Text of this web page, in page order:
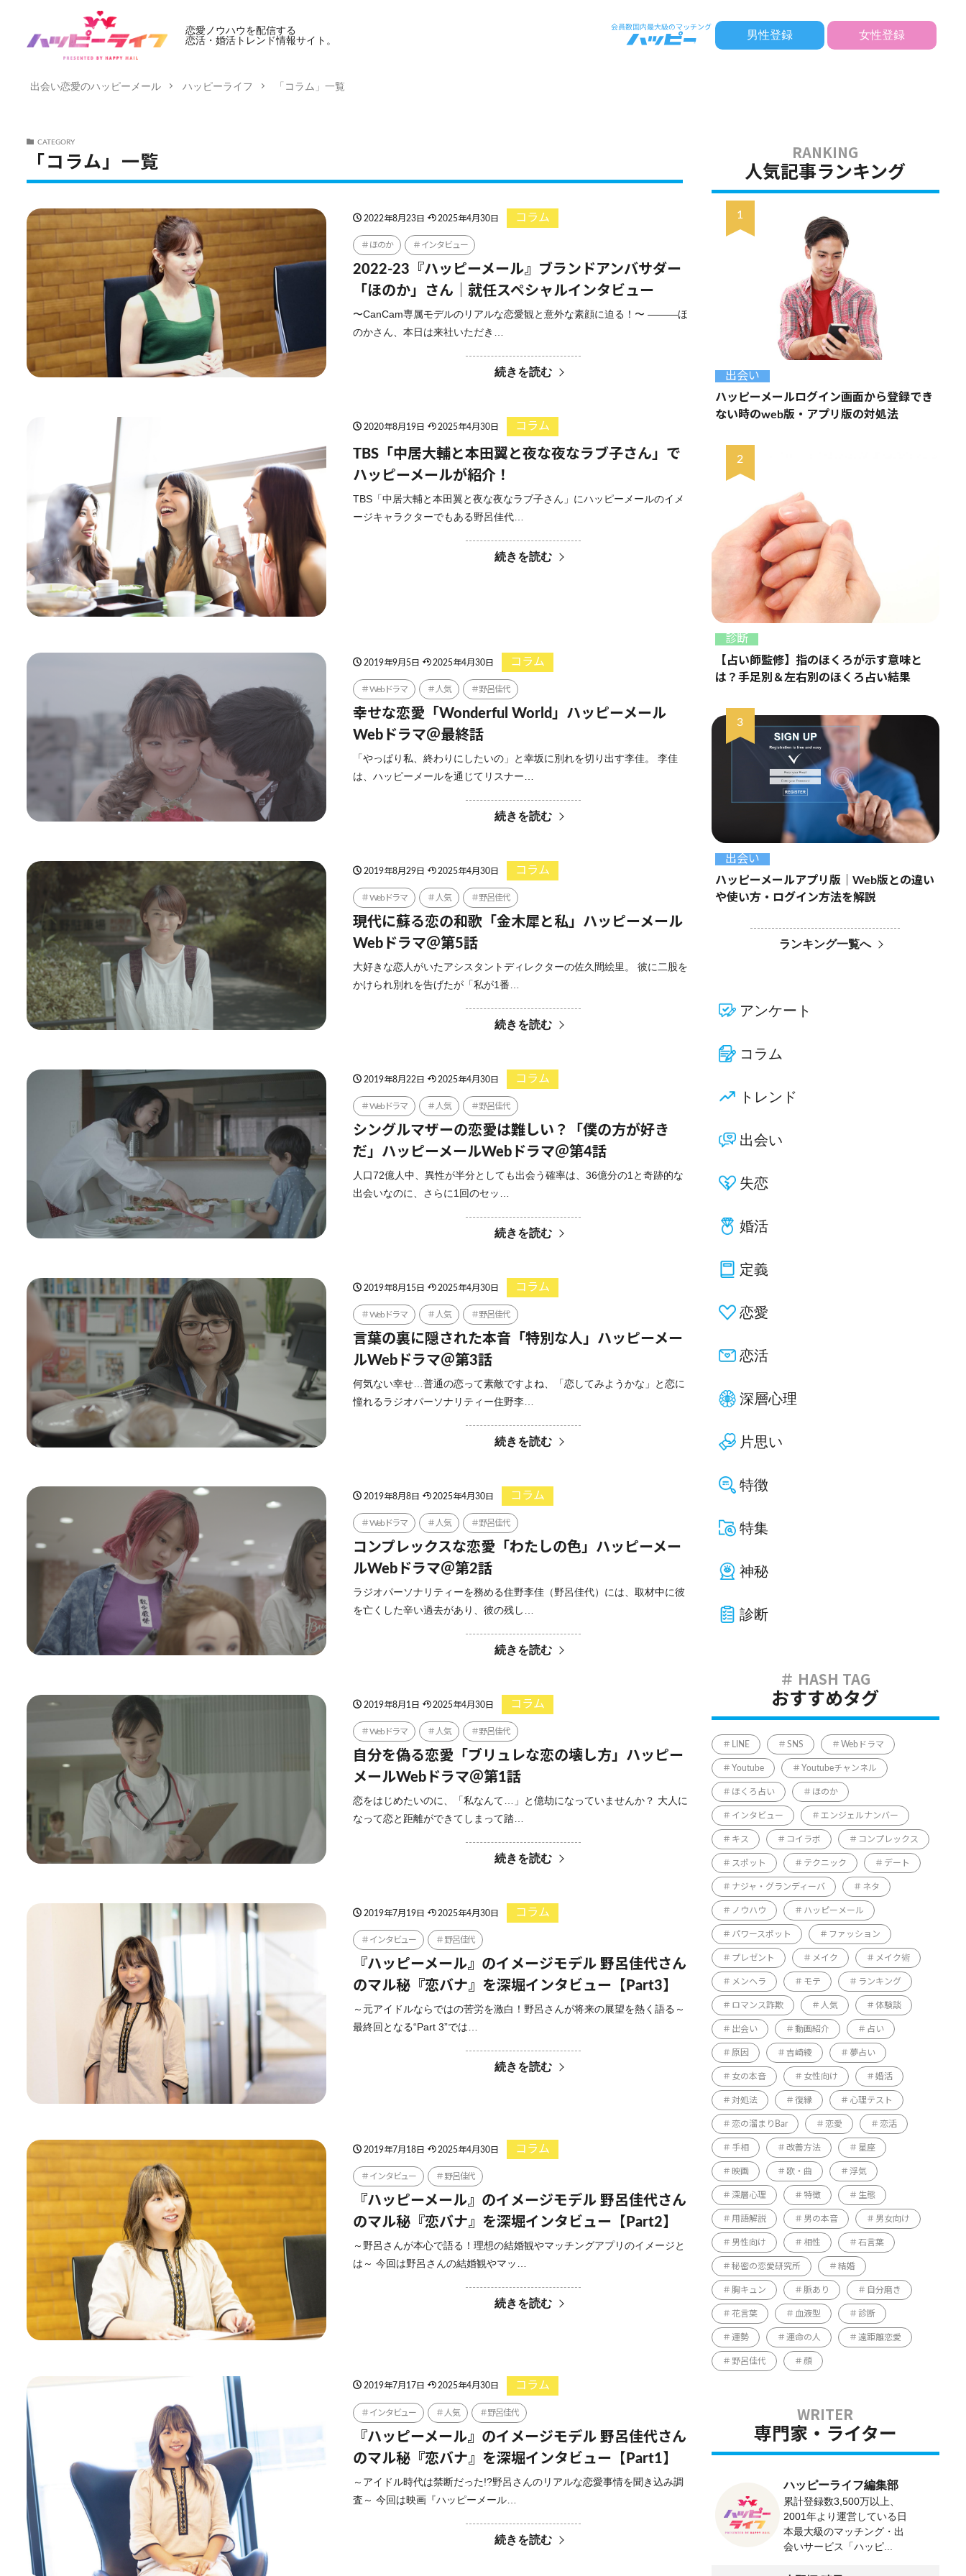
恋愛ノウハウを配信する
恋活・婚活トレンド情報サイト。
男性登録 女性登録
出会い恋愛のハッピーメール ハッピーライフ 「コラム」一覧
CATEGORY
「コラム」一覧
2022年8月23日 2025年4月30日 コラム
ほのか インタビュー
2022-23『ハッピーメール』ブランドアンバサダー
「ほのか」さん｜就任スペシャルインタビュー
〜CanCam専属モデルのリアルな恋愛観と意外な素顔に迫る！〜 ―――ほ
のかさん、本日は来社いただき…
続きを読む
2020年8月19日 2025年4月30日 コラム
TBS「中居大輔と本田翼と夜な夜なラブ子さん」で
ハッピーメールが紹介！
TBS「中居大輔と本田翼と夜な夜なラブ子さん」にハッピーメールのイメ
ージキャラクターでもある野呂佳代…
続きを読む
2019年9月5日 2025年4月30日 コラム
Webドラマ 人気 野呂佳代
幸せな恋愛「Wonderful World」ハッピーメール
Webドラマ＠最終話
「やっぱり私、終わりにしたいの」と幸坂に別れを切り出す李佳。 李佳
は、ハッピーメールを通じてリスナー…
続きを読む
2019年8月29日 2025年4月30日 コラム
Webドラマ 人気 野呂佳代
現代に蘇る恋の和歌「金木犀と私」ハッピーメール
Webドラマ＠第5話
大好きな恋人がいたアシスタントディレクターの佐久間絵里。 彼に二股を
かけられ別れを告げたが「私が1番…
続きを読む
2019年8月22日 2025年4月30日 コラム
Webドラマ 人気 野呂佳代
シングルマザーの恋愛は難しい？「僕の方が好き
だ」ハッピーメールWebドラマ＠第4話
人口72億人中、異性が半分としても出会う確率は、36億分の1と奇跡的な
出会いなのに、さらに1回のセッ…
続きを読む
2019年8月15日 2025年4月30日 コラム
Webドラマ 人気 野呂佳代
言葉の裏に隠された本音「特別な人」ハッピーメー
ルWebドラマ＠第3話
何気ない幸せ…普通の恋って素敵ですよね、「恋してみようかな」と恋に
憧れるラジオパーソナリティー住野李…
続きを読む
2019年8月8日 2025年4月30日 コラム
Webドラマ 人気 野呂佳代
コンプレックスな恋愛「わたしの色」ハッピーメー
ルWebドラマ＠第2話
ラジオパーソナリティーを務める住野李佳（野呂佳代）には、取材中に彼
を亡くした辛い過去があり、彼の残し…
続きを読む
2019年8月1日 2025年4月30日 コラム
Webドラマ 人気 野呂佳代
自分を偽る恋愛「ブリュレな恋の壊し方」ハッピー
メールWebドラマ＠第1話
恋をはじめたいのに、「私なんて…」と億劫になっていませんか？ 大人に
なって恋と距離ができてしまって踏…
続きを読む
2019年7月19日 2025年4月30日 コラム
インタビュー 野呂佳代
『ハッピーメール』のイメージモデル 野呂佳代さん
のマル秘『恋バナ』を深堀インタビュー【Part3】
～元アイドルならではの苦労を激白！野呂さんが将来の展望を熱く語る～
最終回となる“Part 3”では…
続きを読む
2019年7月18日 2025年4月30日 コラム
インタビュー 野呂佳代
『ハッピーメール』のイメージモデル 野呂佳代さん
のマル秘『恋バナ』を深堀インタビュー【Part2】
～野呂さんが本心で語る！理想の結婚観やマッチングアプリのイメージと
は～ 今回は野呂さんの結婚観やマッ…
続きを読む
2019年7月17日 2025年4月30日 コラム
インタビュー 人気 野呂佳代
『ハッピーメール』のイメージモデル 野呂佳代さん
のマル秘『恋バナ』を深堀インタビュー【Part1】
～アイドル時代は禁断だった!?野呂さんのリアルな恋愛事情を聞き込み調
査～ 今回は映画『ハッピーメール…
続きを読む
人気記事ランキング
出会い
ハッピーメールログイン画面から登録でき
ない時のweb版・アプリ版の対処法
診断
【占い師監修】指のほくろが示す意味と
は？手足別＆左右別のほくろ占い結果
出会い
ハッピーメールアプリ版｜Web版との違い
や使い方・ログイン方法を解説
ランキング一覧へ
アンケート
コラム
トレンド
出会い
失恋
婚活
定義
恋愛
恋活
深層心理
片思い
特徴
特集
神秘
診断
おすすめタグ
LINE SNS Webドラマ
Youtube Youtubeチャンネル
ほくろ占い ほのか
インタビュー エンジェルナンバー
キス コイラボ コンプレックス
スポット テクニック デート
ナジャ・グランディーバ ネタ
ノウハウ ハッピーメール
パワースポット ファッション
プレゼント メイク メイク術
メンヘラ モテ ランキング
ロマンス詐欺 人気 体験談
出会い 動画紹介 占い
原因 吉崎綾 夢占い
女の本音 女性向け 婚活
対処法 復縁 心理テスト
恋の溜まりBar 恋愛 恋活
手相 改善方法 星座
映画 歌・曲 浮気
深層心理 特徴 生態
用語解説 男の本音 男女向け
男性向け 相性 石言葉
秘密の恋愛研究所 結婚
胸キュン 脈あり 自分磨き
花言葉 血液型 診断
運勢 運命の人 遠距離恋愛
野呂佳代 顔
専門家・ライター
ハッピーライフ編集部
累計登録数3,500万以上、
2001年より運営している日
本最大級のマッチング・出
会いサービス「ハッピ...